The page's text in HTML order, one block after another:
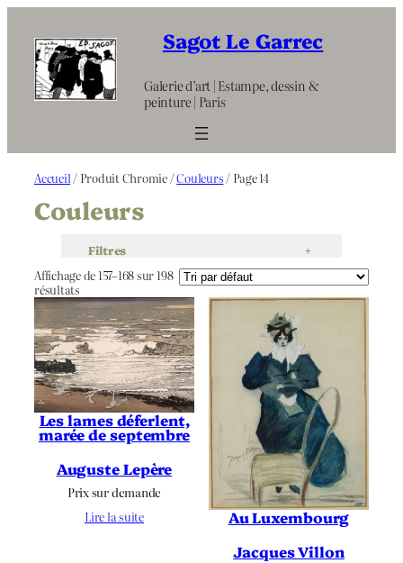
contenu
Sagot Le Garrec
Galerie d’art | Estampe, dessin &
peinture | Paris
Accueil / Produit Chromie /Couleurs / Page 14
Couleurs
Filtres +
Affichage de 157–168 sur 198
résultats
Les lames déferlent,
marée de septembre
Auguste Lepère
Prix sur demande
Lire la suite
Au Luxembourg
Jacques Villon